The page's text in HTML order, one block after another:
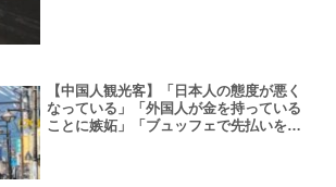
【中国人観光客】「日本人の態度が悪く
なっている」「外国人が金を持っている
ことに嫉妬」「ブュッフェで先払いを求